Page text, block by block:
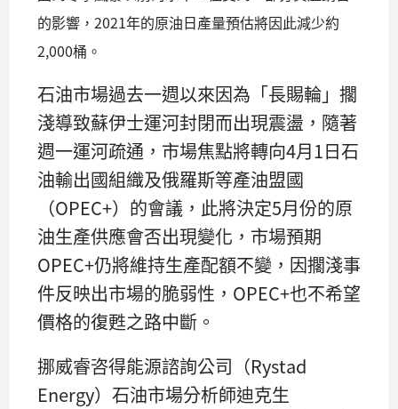
的影響，2021年的原油日產量預估將因此減少約
2,000桶。
石油市場過去一週以來因為「長賜輪」擱
淺導致蘇伊士運河封閉而出現震盪，隨著
週一運河疏通，市場焦點將轉向4月1日石
油輸出國組織及俄羅斯等產油盟國
（OPEC+）的會議，此將決定5月份的原
油生產供應會否出現變化，市場預期
OPEC+仍將維持生產配額不變，因擱淺事
件反映出市場的脆弱性，OPEC+也不希望
價格的復甦之路中斷。
挪威睿咨得能源諮詢公司（Rystad
Energy）石油市場分析師迪克生